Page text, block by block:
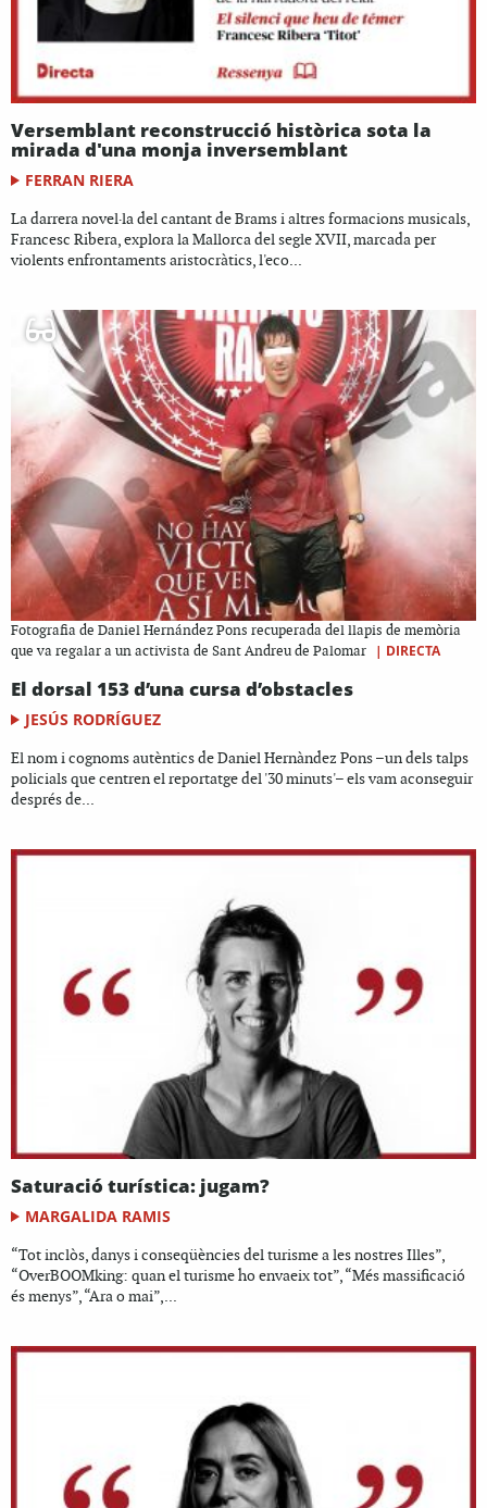
Versemblant reconstrucció històrica sota la
mirada d'una monja inversemblant
FERRAN RIERA
La darrera novel·la del cantant de Brams i altres formacions musicals,
Francesc Ribera, explora la Mallorca del segle XVII, marcada per
violents enfrontaments aristocràtics, l'eco...
Fotografia de Daniel Hernández Pons recuperada del llapis de memòria
que va regalar a un activista de Sant Andreu de Palomar
| DIRECTA
El dorsal 153 d’una cursa d’obstacles
JESÚS RODRÍGUEZ
El nom i cognoms autèntics de Daniel Hernàndez Pons –un dels talps
policials que centren el reportatge del '30 minuts'– els vam aconseguir
després de...
Saturació turística: jugam?
MARGALIDA RAMIS
“Tot inclòs, danys i conseqüències del turisme a les nostres Illes”,
“OverBOOMking: quan el turisme ho envaeix tot”, “Més massificació
és menys”, “Ara o mai”,...